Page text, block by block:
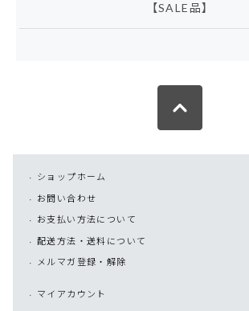
【SALE品】
ショップホーム
お問い合わせ
お支払い方法について
配送方法・送料について
メルマガ登録・解除
マイアカウント